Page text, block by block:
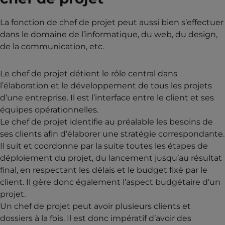
La fonction de chef de projet peut aussi bien s’effectuer
dans le domaine de l’informatique, du web, du design,
de la communication, etc.
Le chef de projet détient le rôle central dans
l’élaboration et le développement de tous les projets
d’une entreprise. Il est l’interface entre le client et ses
équipes opérationnelles.
Le chef de projet identifie au préalable les besoins de
ses clients afin d’élaborer une stratégie correspondante.
Il suit et coordonne par la suite toutes les étapes de
déploiement du projet, du lancement jusqu’au résultat
final, en respectant les délais et le budget fixé par le
client. Il gère donc également l’aspect budgétaire d’un
projet.
Un chef de projet peut avoir plusieurs clients et
dossiers à la fois. Il est donc impératif d’avoir des